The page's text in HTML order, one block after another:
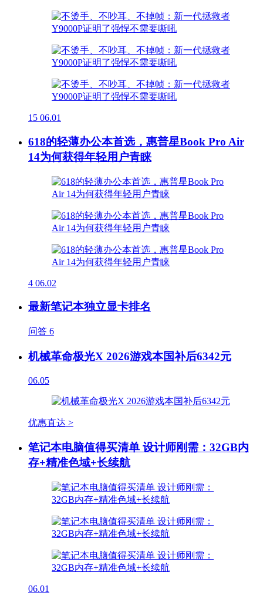
15 06.01
618的轻薄办公本首选，惠普星Book Pro Air
14为何获得年轻用户青睐
4 06.02
最新笔记本独立显卡排名
问答 6
机械革命极光X 2026游戏本国补后6342元
06.05
优惠直达 >
笔记本电脑值得买清单 设计师刚需：32GB内
存+精准色域+长续航
06.01